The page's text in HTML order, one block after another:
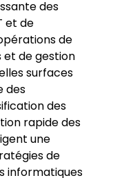
des
et de
de
et de gestion
surfaces
des
des
rapide des
une
de
informatiques